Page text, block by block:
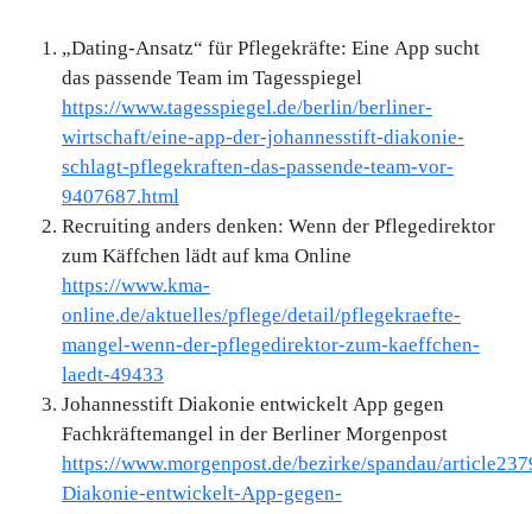
„Dating-Ansatz“ für Pflegekräfte: Eine App sucht
das passende Team im Tagesspiegel
https://www.tagesspiegel.de/berlin/berliner-
wirtschaft/eine-app-der-johannesstift-diakonie-
schlagt-pflegekraften-das-passende-team-vor-
9407687.html
Recruiting anders denken: Wenn der Pflegedirektor
zum Käffchen lädt auf kma Online
https://www.kma-
online.de/aktuelles/pflege/detail/pflegekraefte-
mangel-wenn-der-pflegedirektor-zum-kaeffchen-
laedt-49433
Johannesstift Diakonie entwickelt App gegen
Fachkräftemangel in der Berliner Morgenpost
https://www.morgenpost.de/bezirke/spandau/
Diakonie-entwickelt-App-gegen-